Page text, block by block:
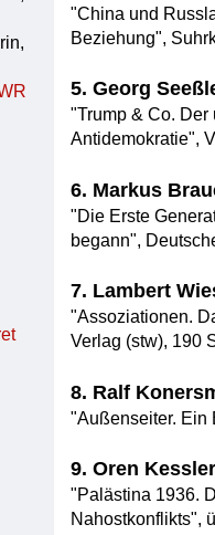
"China und
Beziehung",
5. Georg
"Trump & Co.
Antidemokratie",
6. Markus
"Die Erste
begann",
7. Lambert
"Assoziationen.
Verlag (stw), 190
8. Ralf
"Außenseiter. Ein
9. Oren Kessler
"Palästina 1936.
Nahostkonflikts",